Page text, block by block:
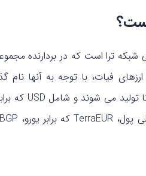
شبکه ترا است که در بردارنده